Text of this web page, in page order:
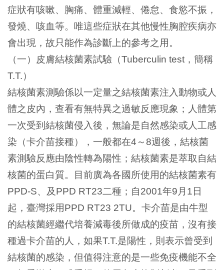
症狀有咳嗽、胸痛、體重減輕、倦怠、食慾不振，
發燒、咳血等。唯這些症狀在其他慢性胸腔疾病亦
會出現，故只能作為診斷上的參考之用。
（一）皮膚結核菌素試驗（Tuberculin test ，簡稱
T.T.）
結核菌素測驗係以一定量之結核菌素注入動物或人
體之皮內，查看有無特異之過敏反應現象；人體第
一次受到結核菌侵入後，無論是自然感染或人工感
染（卡介苗接種），一般都在4 ～8週後，結核菌
素測驗反應由陰性轉為陽性；結核菌素是萃取自結
核菌的蛋白質。目前廣為各國所使用的結核菌素有
PPD-S、及PPD RT23二種；自2001年9月 1日
起，臺灣採用PPD RT23 2TU。卡介苗是由牛型
的結核菌經繼代培養減毒後所做成的疫苗，沒有接
種過卡介苗的人，如果T.T.是陽性，則表示曾受到
結核菌的感染，但值得注意的是一些免疫機能不全